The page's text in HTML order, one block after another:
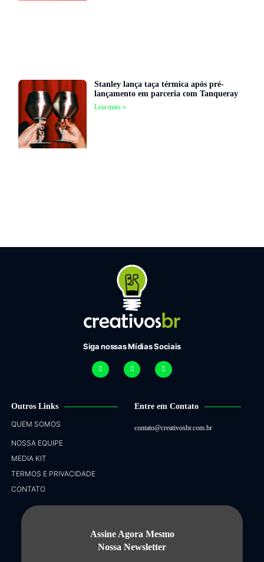
Stanley lança taça térmica após pré-
lançamento em parceria com Tanqueray
Leia mais »
Siga nossas Mídias Sociais
Outros Links
QUEM SOMOS
NOSSA EQUIPE
MEDIA KIT
TERMOS E PRIVACIDADE
CONTATO
Entre em Contato
contato@creativosbr.com.br
Assine Agora Mesmo
Nossa Newsletter